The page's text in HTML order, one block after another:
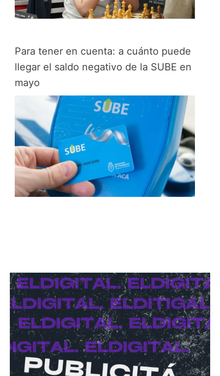
Para tener en cuenta: a cuánto puede
llegar el saldo negativo de la SUBE en
mayo